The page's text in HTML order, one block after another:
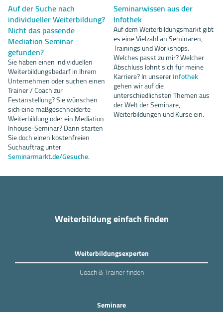
Auf der Suche nach
individueller Weiterbildung?
Nicht das passende
Mediation Seminar
gefunden?
Sie haben einen individuellen
Weiterbildungsbedarf in Ihrem
Unternehmen oder suchen einen
Trainer / Coach zur
Festanstellung? Sie wünschen
sich eine maßgeschneiderte
Weiterbildung oder ein Mediation
Inhouse-Seminar? Dann starten
Sie doch einen kostenfreien
Suchauftrag unter
Seminarmarkt.de/Gesuche.
Seminarwissen aus der
Infothek
Auf dem Weiterbildungsmarkt gibt
es eine Vielzahl an Seminaren,
Trainings und Workshops.
Welches passt zu mir? Welcher
Abschluss lohnt sich für meine
Karriere? In unsererInfothek
gehen wir auf die
unterschiedlichsten Themen aus
der Welt der Seminare,
Weiterbildungen und Kurse ein.
Weiterbildung einfach finden
Weiterbildungsexperten
Coach & Trainer finden
Seminare